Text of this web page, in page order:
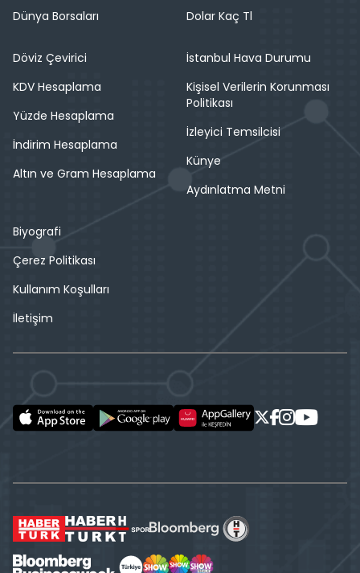
Dünya Borsaları
Dolar Kaç Tl
Döviz Çevirici
KDV Hesaplama
Yüzde Hesaplama
İndirim Hesaplama
Altın ve Gram Hesaplama
İstanbul Hava Durumu
Kişisel Verilerin Korunması
Politikası
İzleyici Temsilcisi
Künye
Aydınlatma Metni
Biyografi
Çerez Politikası
Kullanım Koşulları
İletişim